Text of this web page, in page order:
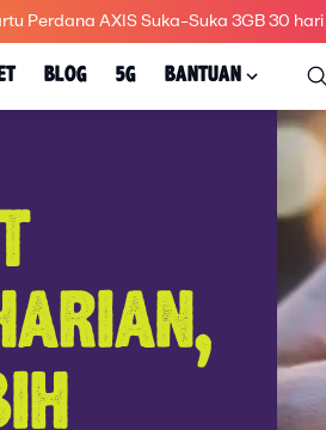
Perdana AXIS Suka-Suka 3GB 30 hari
BLOG 5G BANTUAN